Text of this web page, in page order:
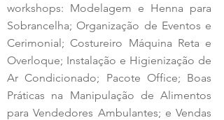
workshops: Modelagem e Henna para
Sobrancelha; Organização de Eventos e
Cerimonial; Costureiro Máquina Reta e
Overloque; Instalação e Higienização de
Ar Condicionado; Pacote Office; Boas
Práticas na Manipulação de Alimentos
para Vendedores Ambulantes; e Vendas